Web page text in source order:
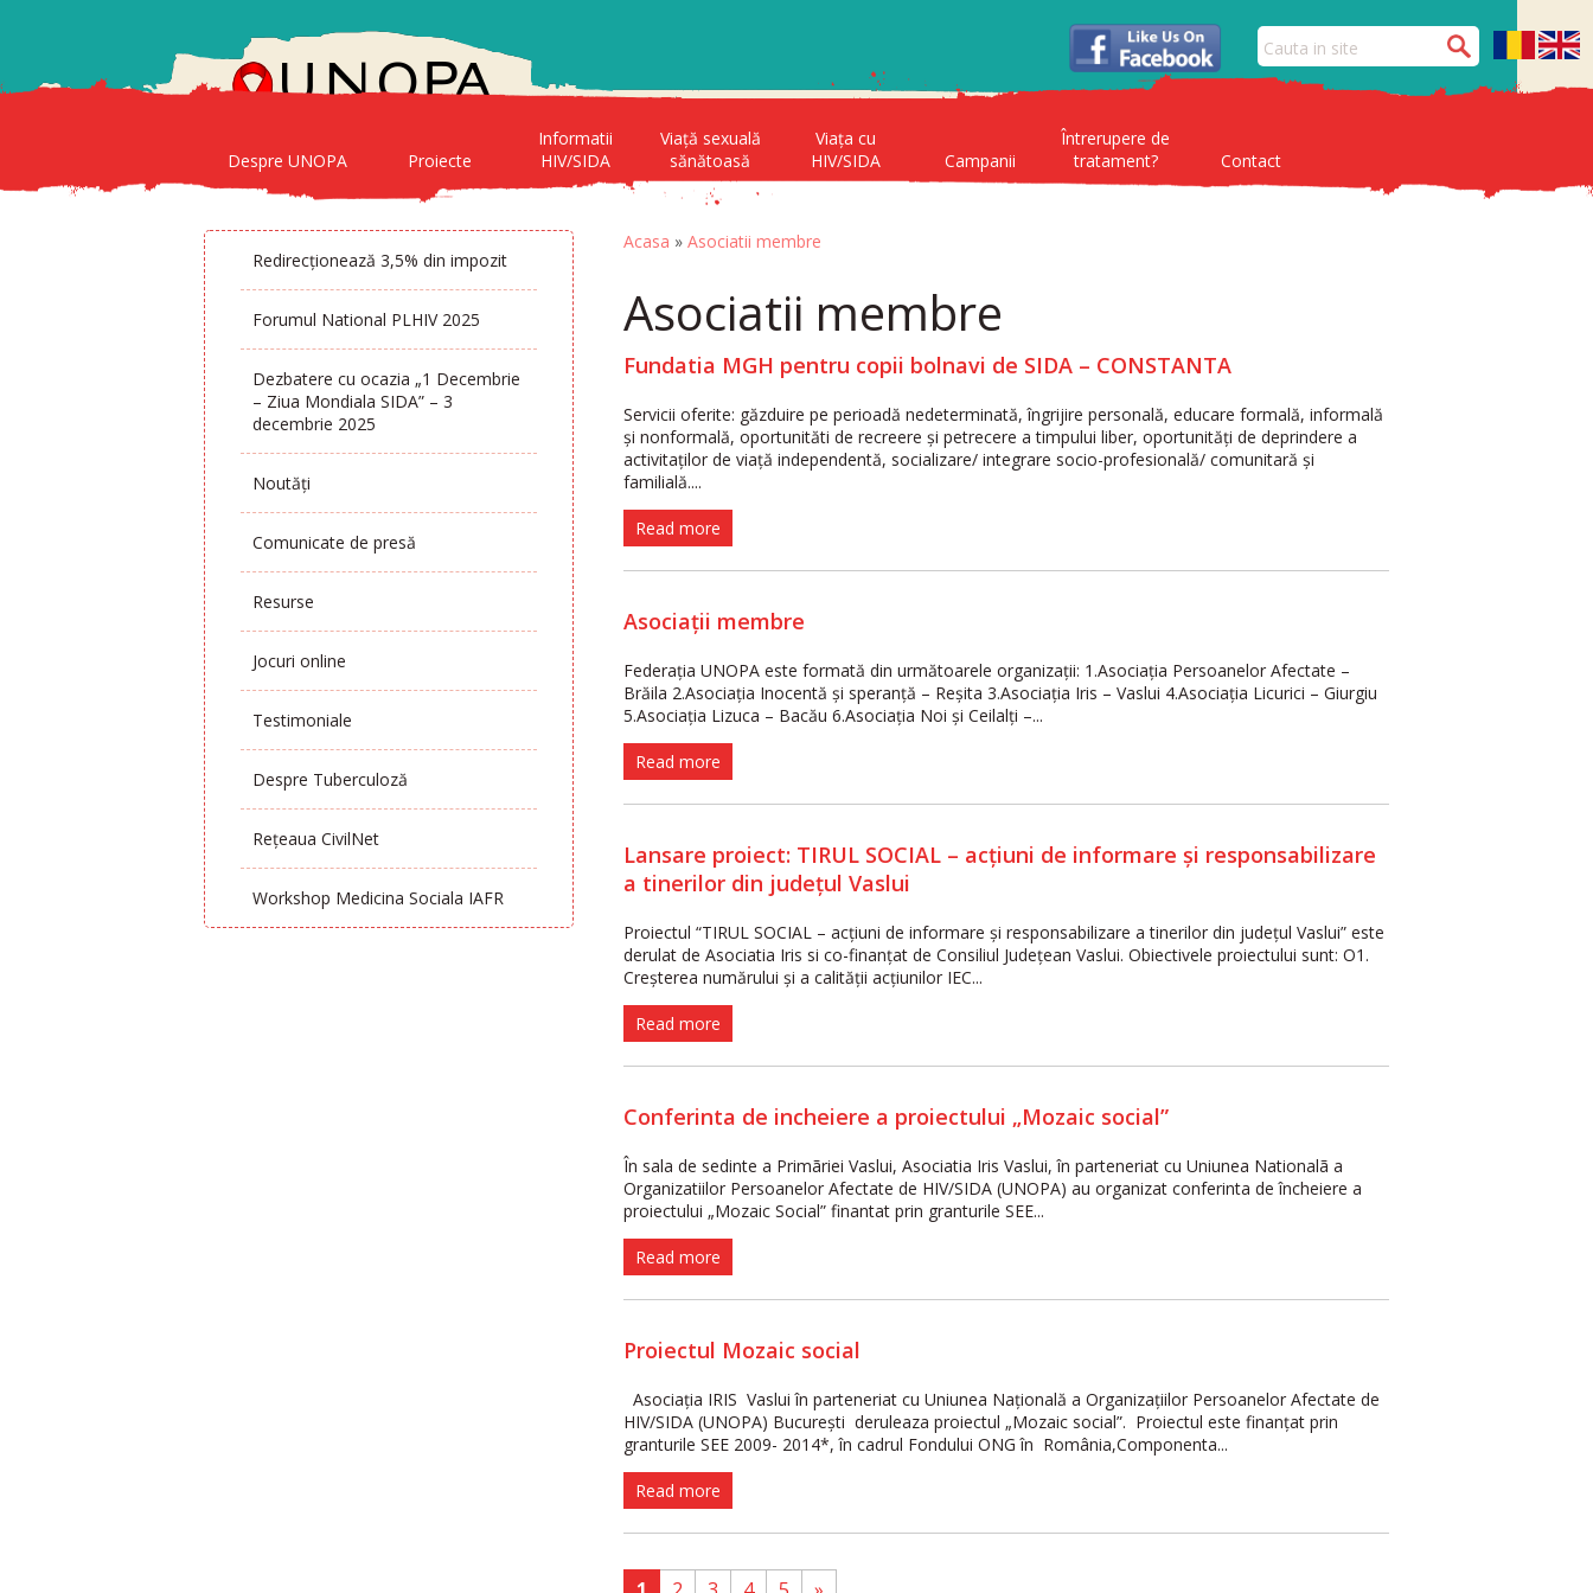
Despre UNOPA Proiecte
Informatii
HIV/SIDA
Viață sexuală
sănătoasă
Viața cu
HIV/SIDA
Campanii
Întrerupere de
tratament?
Contact
Redirecționează 3,5% din impozit
Forumul National PLHIV 2025
Dezbatere cu ocazia „1 Decembrie
– Ziua Mondiala SIDA” – 3
decembrie 2025
Noutăți
Comunicate de presă
Resurse
Jocuri online
Testimoniale
Despre Tuberculoză
Rețeaua CivilNet
Workshop Medicina Sociala IAFR
Acasa » Asociatii membre
Asociatii membre
Fundatia MGH pentru copii bolnavi de SIDA – CONSTANTA
Servicii oferite: găzduire pe perioadă nedeterminată, îngrijire personală, educare formală, informală
și nonformală, oportunităti de recreere și petrecere a timpului liber, oportunități de deprindere a
activitaților de viață independentă, socializare/ integrare socio-profesională/ comunitară și
familială....
Read more
Asociații membre
Federația UNOPA este formată din următoarele organizații: 1.Asociaţia Persoanelor Afectate –
Brăila 2.Asociaţia Inocentă şi speranţă – Reşita 3.Asociaţia Iris – Vaslui 4.Asociaţia Licurici – Giurgiu
5.Asociaţia Lizuca – Bacău 6.Asociaţia Noi şi Ceilalţi –...
Read more
Lansare proiect: TIRUL SOCIAL – acțiuni de informare și responsabilizare
a tinerilor din județul Vaslui
Proiectul “TIRUL SOCIAL – acțiuni de informare și responsabilizare a tinerilor din județul Vaslui” este
derulat de Asociatia Iris si co-finanțat de Consiliul Județean Vaslui. Obiectivele proiectului sunt: O1.
Creşterea numărului şi a calităţii acțiunilor IEC...
Read more
Conferinta de incheiere a proiectului „Mozaic social”
În sala de sedinte a Primãriei Vaslui, Asociatia Iris Vaslui, în parteneriat cu Uniunea Nationalã a
Organizatiilor Persoanelor Afectate de HIV/SIDA (UNOPA) au organizat conferinta de încheiere a
proiectului „Mozaic Social” finantat prin granturile SEE...
Read more
Proiectul Mozaic social
Asociaţia IRIS Vaslui în parteneriat cu Uniunea Naţională a Organizaţiilor Persoanelor Afectate de
HIV/SIDA (UNOPA) Bucureşti deruleaza proiectul „Mozaic social”. Proiectul este finanţat prin
granturile SEE 2009- 2014*, în cadrul Fondului ONG în România,Componenta...
Read more